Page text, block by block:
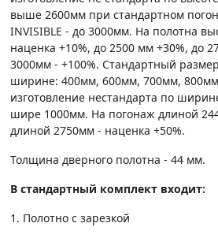
выше 2600мм при стандартном
INVISIBLE - до 3000мм. На полотна
наценка +10%, до 2500 мм +30%, до
3000мм - +100%. Стандартный
ширине: 400мм, 600мм, 700мм,
изготовление нестандарта по
шире 1000мм. На погонаж длиной
длиной 2750мм - наценка +50%.
Толщина дверного полотна - 44 мм.
В стандартный комплект входит:
1. Полотно c зарезкой